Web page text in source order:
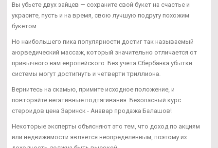
Вы убьете двух зайцев — сохраните свой букет на счастье и
украсите, пусть и на время, свою лучшую подругу похожим
букетом.
Но наибольшего пика популярности достиг так называемый
аюрведический массаж, который значительно отличается от
привычного нам европейского. Без учета Сбербанка убытки
системы могут достигнуть и четверти триллиона.
Вернитесь на скамью, примите исходное положение, и
повторяйте негативные подтягивания. Безопасный курс
стероидов цена Заринск - Анавар продажа Балашов!
Некоторые эксперты объясняют это тем, что доход по акциям
или недвижимости является неопределенным, поэтому их